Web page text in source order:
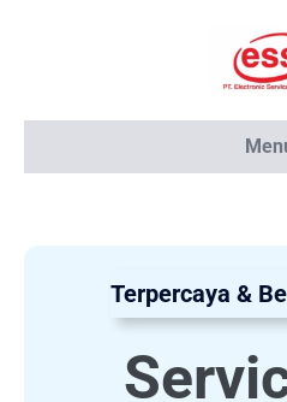
Terpercaya &